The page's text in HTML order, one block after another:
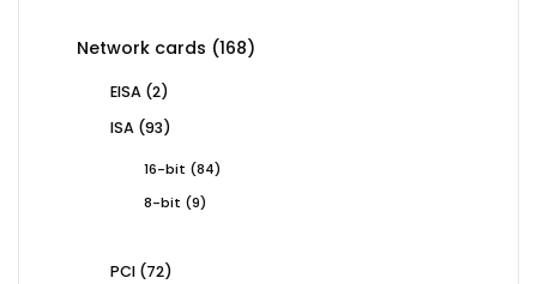
Network cards 168168
EISA 22
ISA 9393
16-bit 8484
8-bit
99
PCI 7272